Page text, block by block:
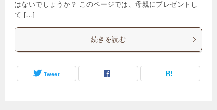
はないでしょうか？ このページでは、母親にプレゼントし
て […]
続きを読む
Tweet